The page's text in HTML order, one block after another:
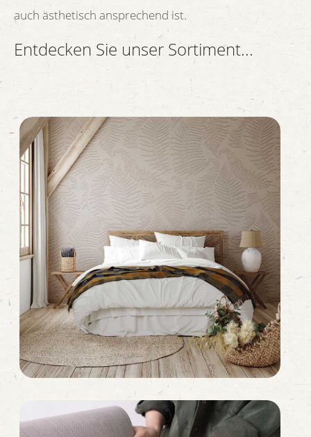
auch ästhetisch ansprechend ist.
Entdecken Sie unser Sortiment...